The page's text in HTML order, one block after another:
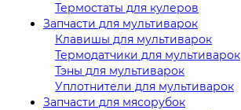
Термостаты для кулеров
Запчасти для мультиварок
Клавишы для мультиварок
Термодатчики для мультиварок
Тэны для мультиварок
Уплотнители для мультиварок
Запчасти для мясорубок